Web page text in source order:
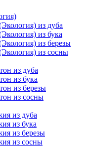
из дуба
из бука
из березы
из сосны
из дуба
из бука
из березы
из сосны
из дуба
из бука
из березы
из сосны